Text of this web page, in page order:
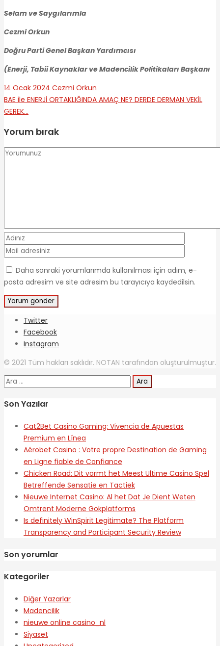
Selam ve Saygılarımla
Cezmi Orkun
Doğru Parti Genel Başkan Yardımcısı
(Enerji, Tabii Kaynaklar ve Madencilik Politikaları Başkanı
14 Ocak 2024 Cezmi Orkun
BAE ile ENERJİ ORTAKLIĞINDA AMAÇ NE? DERDE DERMAN VEKİL
GEREK…
Yorum bırak
Daha sonraki yorumlarımda kullanılması için adım, e-
posta adresim ve site adresim bu tarayıcıya kaydedilsin.
Twitter
Facebook
Instagram
© 2021 Tüm hakları saklıdır. NOTAN tarafından oluşturulmuştur.
Arama:
Son Yazılar
Cat2Bet Casino Gaming: Vivencia de Apuestas
Premium en Línea
Aérobet Casino : Votre propre Destination de Gaming
en Ligne fiable de Confiance
Chicken Road: Dit vormt het Meest Ultime Casino Spel
Betreffende Sensatie en Tactiek
Nieuwe Internet Casino: Al het Dat Je Dient Weten
Omtrent Moderne Gokplatforms
Is definitely WinSpirit Legitimate? The Platform
Transparency and Participant Security Review
Son yorumlar
Kategoriler
Diğer Yazarlar
Madencilik
nieuwe online casino_nl
Siyaset